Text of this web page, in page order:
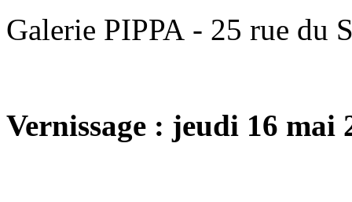
Galerie PIPPA - 25 rue du
Vernissage : jeudi 16 mai